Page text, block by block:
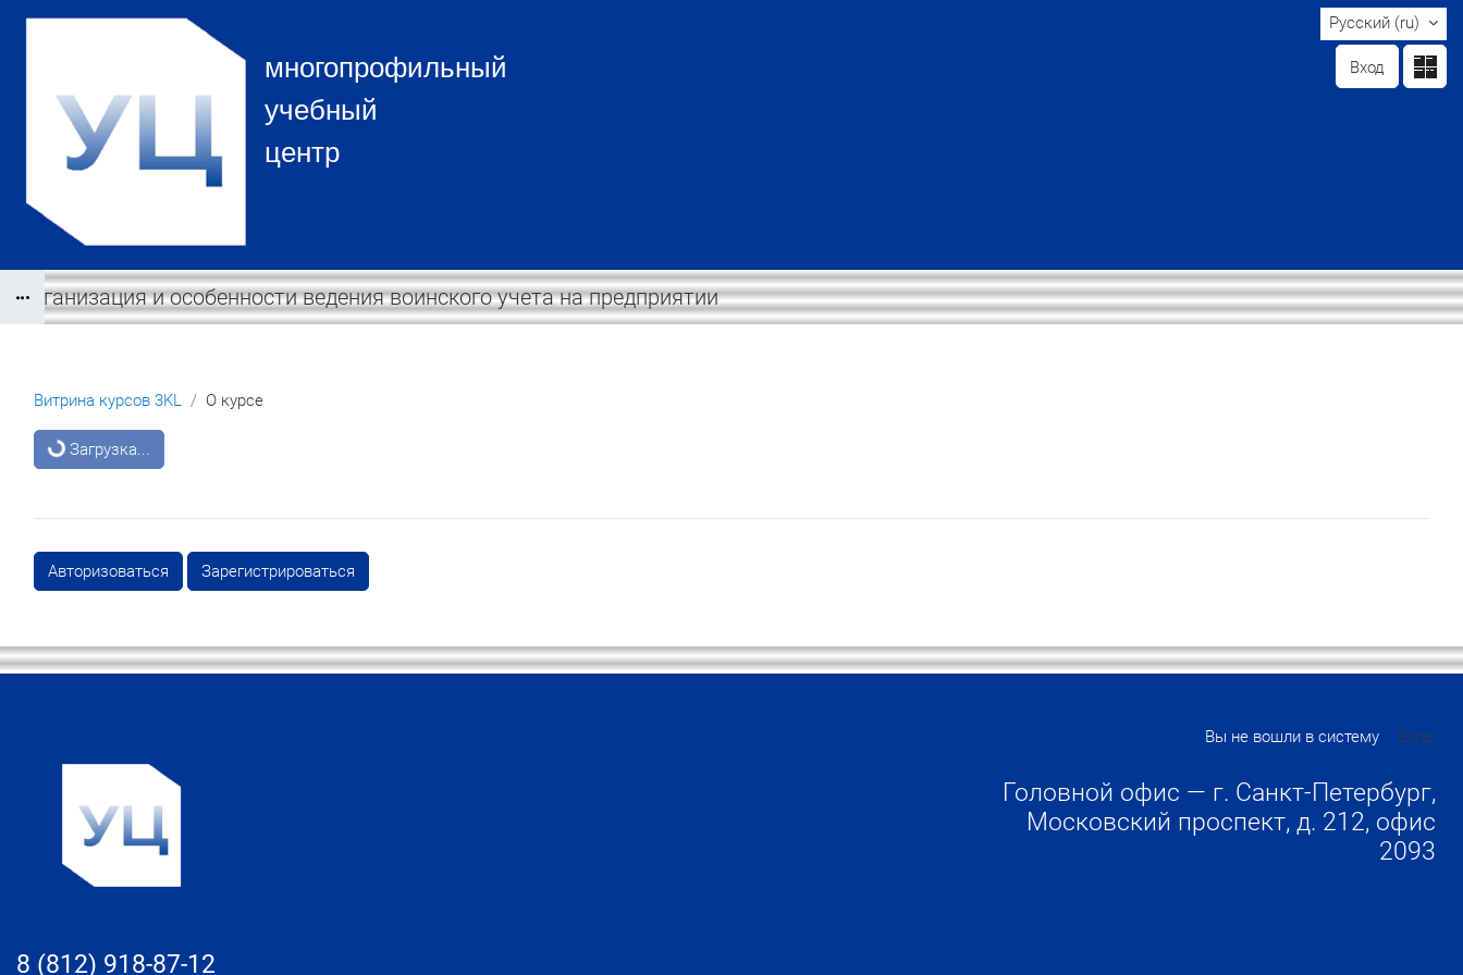
многопрофильный
учебный
центр
Вход
Русский ‎(ru)‎
Организация и особенности ведения воинского учета на предприятии
Витрина курсов 3KL О курсе
Блоки
Загрузка...
Авторизоваться Зарегистрироваться
Блоки
8 (812) 918-87-12
Вы не вошли в систему Вход
Головной офис — г. Санкт-Петербург,
Московский проспект, д. 212, офис
2093